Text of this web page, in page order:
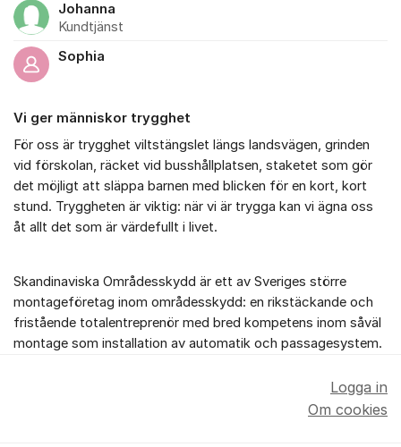
Johanna
Kundtjänst
Sophia
Vi ger människor trygghet
För oss är trygghet viltstängslet längs landsvägen, grinden
vid förskolan, räcket vid busshållplatsen, staketet som gör
det möjligt att släppa barnen med blicken för en kort, kort
stund. Tryggheten är viktig: när vi är trygga kan vi ägna oss
åt allt det som är värdefullt i livet.
Skandinaviska Områdesskydd är ett av Sveriges större
montageföretag inom områdesskydd: en rikstäckande och
fristående totalentreprenör med bred kompetens inom såväl
montage som installation av automatik och passagesystem.
Logga in
Om cookies